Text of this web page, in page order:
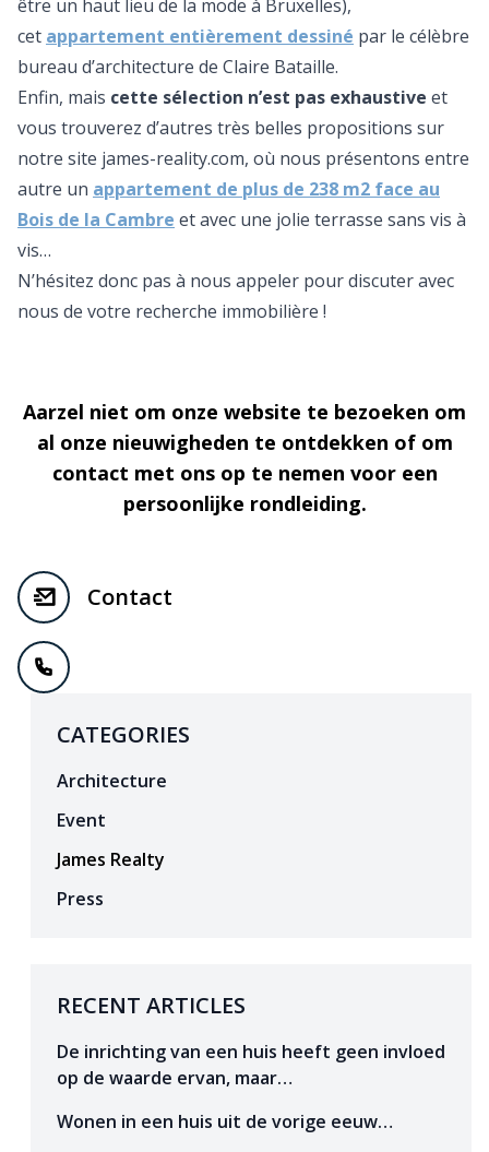
être un haut lieu de la mode à Bruxelles),
cet appartement entièrement dessiné par le célèbre
bureau d’architecture de Claire Bataille.
Enfin, mais cette sélection n’est pas exhaustive et
vous trouverez d’autres très belles propositions sur
notre site james-reality.com, où nous présentons entre
autre un appartement de plus de 238 m2 face au
Bois de la Cambre et avec une jolie terrasse sans vis à
vis…
N’hésitez donc pas à nous appeler pour discuter avec
nous de votre recherche immobilière !
Aarzel niet om onze website te bezoeken om
al onze nieuwigheden te ontdekken of om
contact met ons op te nemen voor een
persoonlijke rondleiding.
Contact
CATEGORIES
Architecture
Event
James Realty
Press
RECENT ARTICLES
De inrichting van een huis heeft geen invloed
op de waarde ervan, maar…
Wonen in een huis uit de vorige eeuw…